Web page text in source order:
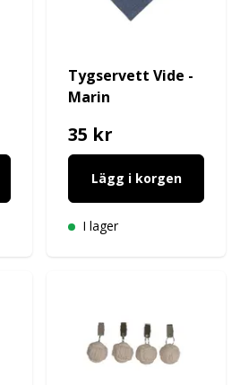
Tygservett Vide -
Marin
35 kr
Lägg i korgen
I lager